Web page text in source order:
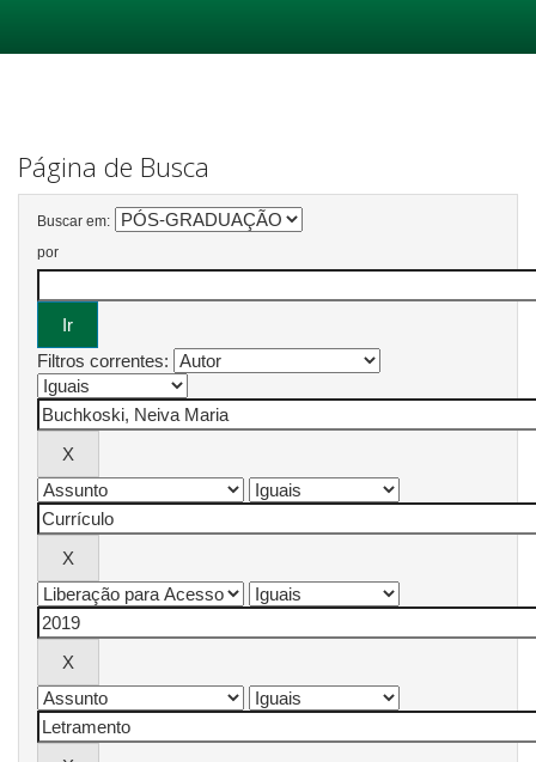
Página de Busca
Buscar em:
por
Filtros correntes: